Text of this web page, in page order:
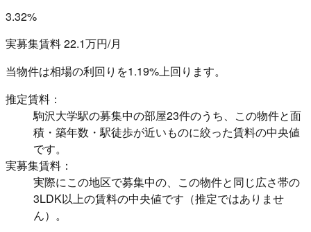
3.32%
実募集賃料 22.1万円/月
当物件は相場の利回りを1.19%上回ります。
推定賃料：
駒沢大学駅の募集中の部屋23件のうち、この物件と面
積・築年数・駅徒歩が近いものに絞った賃料の中央値
です。
実募集賃料：
実際にこの地区で募集中の、この物件と同じ広さ帯の
3LDK以上の賃料の中央値です（推定ではありませ
ん）。